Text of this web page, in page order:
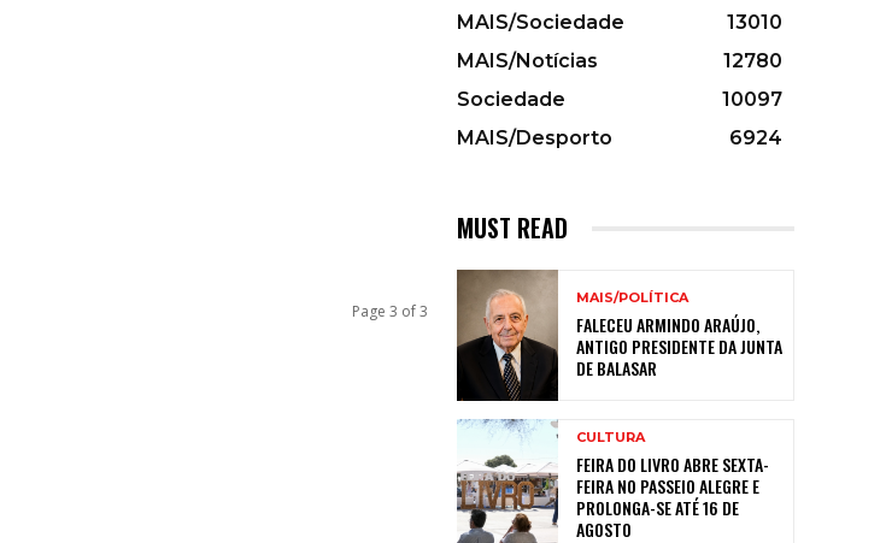
Page 3 of 3
MAIS/Sociedade
13010
MAIS/Notícias
12780
Sociedade
10097
MAIS/Desporto
6924
MUST READ
MAIS/POLÍTICA
FALECEU ARMINDO ARAÚJO,
ANTIGO PRESIDENTE DA JUNTA
DE BALASAR
CULTURA
FEIRA DO LIVRO ABRE SEXTA-
FEIRA NO PASSEIO ALEGRE E
PROLONGA-SE ATÉ 16 DE
AGOSTO